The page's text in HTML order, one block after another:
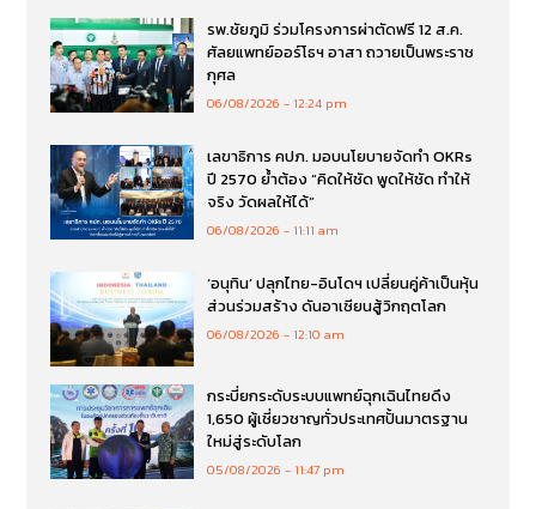
รพ.ชัยภูมิ ร่วมโครงการผ่าตัดฟรี 12 ส.ค.
ศัลยแพทย์ออร์โธฯ อาสา ถวายเป็นพระราช
กุศล
06/08/2026 12:24 pm
เลขาธิการ คปภ. มอบนโยบายจัดทำ OKRs
ปี 2570 ย้ำต้อง “คิดให้ชัด พูดให้ชัด ทำให้
จริง วัดผลให้ได้”
06/08/2026 11:11 am
‘อนุทิน’ ปลุกไทย-อินโดฯ เปลี่ยนคู่ค้าเป็นหุ้น
ส่วนร่วมสร้าง ดันอาเซียนสู้วิกฤตโลก
06/08/2026 12:10 am
กระบี่ยกระดับระบบแพทย์ฉุกเฉินไทยดึง
1,650 ผู้เชี่ยวชาญทั่วประเทศปั้นมาตรฐาน
ใหม่สู่ระดับโลก
05/08/2026 11:47 pm